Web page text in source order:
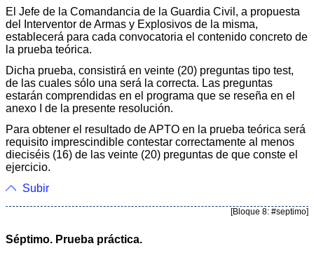
El Jefe de la Comandancia de la Guardia Civil, a propuesta
del Interventor de Armas y Explosivos de la misma,
establecerá para cada convocatoria el contenido concreto de
la prueba teórica.
Dicha prueba, consistirá en veinte (20) preguntas tipo test,
de las cuales sólo una será la correcta. Las preguntas
estarán comprendidas en el programa que se reseña en el
anexo I de la presente resolución.
Para obtener el resultado de APTO en la prueba teórica será
requisito imprescindible contestar correctamente al menos
dieciséis (16) de las veinte (20) preguntas de que conste el
ejercicio.
Subir
[Bloque 8: #septimo]
Séptimo. Prueba práctica.